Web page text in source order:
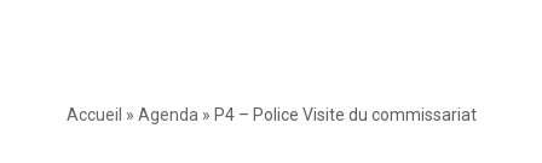
Accueil » Agenda » P4 – Police Visite du commissariat